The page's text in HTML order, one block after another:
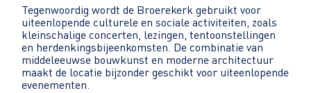
Tegenwoordig wordt de Broerekerk gebruikt voor
uiteenlopende culturele en sociale activiteiten, zoals
kleinschalige concerten, lezingen, tentoonstellingen
en herdenkingsbijeenkomsten. De combinatie van
middeleeuwse bouwkunst en moderne architectuur
maakt de locatie bijzonder geschikt voor uiteenlopende
evenementen.